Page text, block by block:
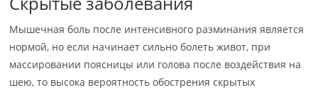
Мышечная боль после интенсивного разминания является
нормой, но если начинает сильно болеть живот, при
массировании поясницы или голова после воздействия на
шею, то высока вероятность обострения скрытых